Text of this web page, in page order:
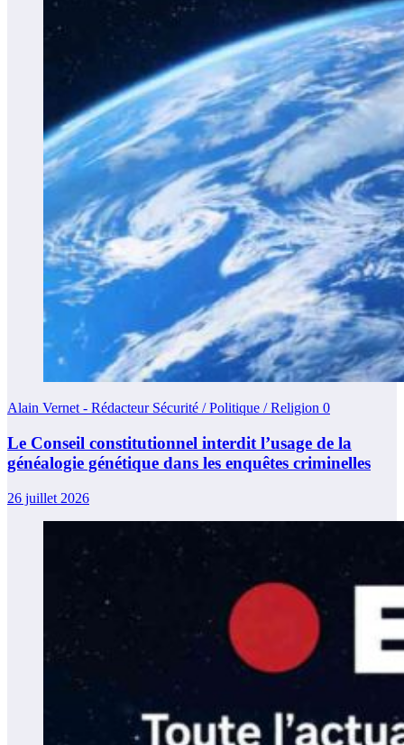
Alain Vernet - Rédacteur Sécurité / Politique / Religion 0
Le Conseil constitutionnel interdit l’usage de la
généalogie génétique dans les enquêtes criminelles
26 juillet 2026